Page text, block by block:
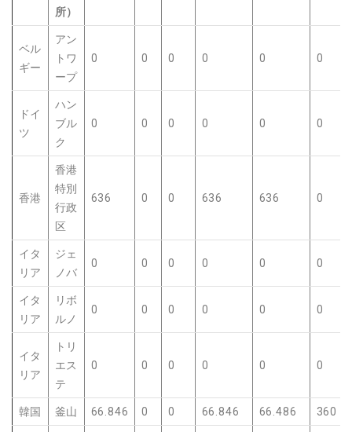
所）
ベル
ギー
アン
トワ
ープ
0 0 0 0 0 0
ドイ
ツ
ハン
ブル
ク
0 0 0 0 0 0
香港
香港
特別
行政
区
636 0 0 636 636 0
イタ
リア
ジェ
ノバ
0 0 0 0 0 0
イタ
リア
リボ
ルノ
0 0 0 0 0 0
イタ
リア
トリ
エス
テ
0 0 0 0 0 0
韓国 釜山 66.846 0 0 66.846 66.486 360